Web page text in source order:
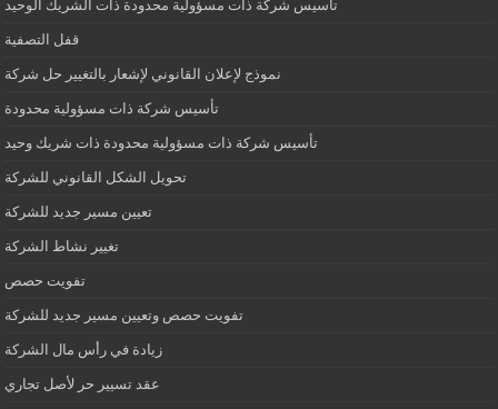
تأسيس شركة ذات مسؤولية محدودة ذات الشريك الوحيد
قفل التصفية
نموذج لإعلان القانوني لإشعار بالتغيير حل شركة
تأسيس شركة ذات مسؤولية محدودة
تأسيس شركة ذات مسؤولية محدودة ذات شريك وحيد
تحويل الشكل القانوني للشركة
تعيين مسير جديد للشركة
تغيير نشاط الشركة
تفويت حصص
تفويت حصص وتعيين مسير جديد للشركة
زيادة في رأس مال الشركة
عقد تسيير حر لأصل تجاري